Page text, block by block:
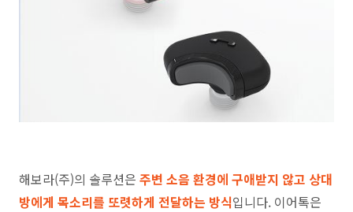
해보라(주)의 솔루션은 주변 소음 환경에 구애받지 않고 상대
방에게 목소리를 또렷하게 전달하는 방식입니다. 이어톡은